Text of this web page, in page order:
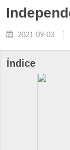
2021-09-03
Índice